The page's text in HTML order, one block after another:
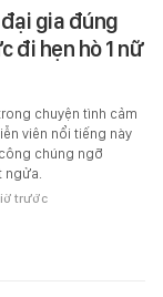
gia đúng
đi hẹn hò 1 nữ
chuyện tình cảm
viên nổi tiếng này
chúng ngỡ
ngửa.
trước